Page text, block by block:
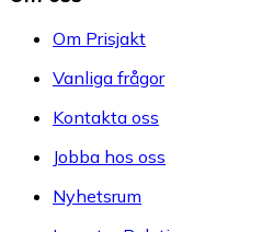
Om Prisjakt
Vanliga frågor
Kontakta oss
Jobba hos oss
Nyhetsrum